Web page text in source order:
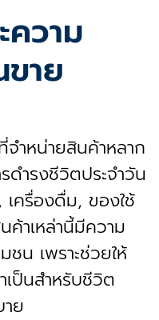
ความ
าย
จำหน่ายสินค้าหลาก
ดำรงชีวิตประจำวัน
เครื่องดื่ม, ของใช้
ค้าเหล่านี้มีความ
น เพราะช่วยให้
เป็นสำหรับชีวิต
ย